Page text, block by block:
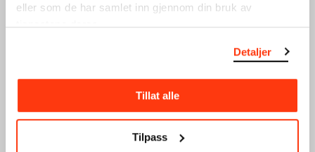
eller som de har samlet inn gjennom din bruk av
tjenestene deres.
Detaljer
Tillat alle
Tilpass
SILKETRYKK
UNG VINTERFERIE:
GRAFISK DESIGN
VERKSTED
19.02.2024